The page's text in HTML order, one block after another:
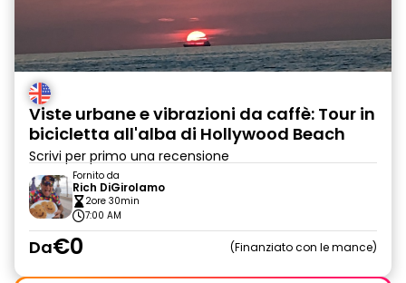
Viste urbane e vibrazioni da caffè: Tour in
bicicletta all'alba di Hollywood Beach
Scrivi per primo una recensione
Fornito da
Rich DiGirolamo
2ore 30min
7:00 AM
Da€0 Finanziato con le mance